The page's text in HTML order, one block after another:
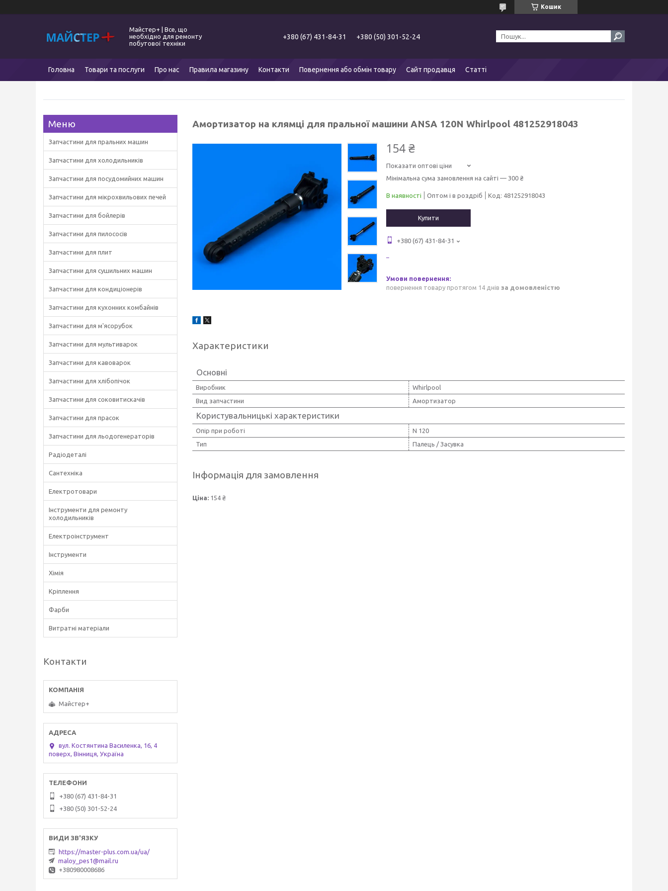
Кошик
Майстер+ | Все, що
необхідно для ремонту
побутової техніки
+380 (67) 431-84-31 +380 (50) 301-52-24
Головна Товари та послуги Про нас Правила магазину Контакти Повернення або обмін товару Сайт продавця Статті
Амортизатор на клямці для пральної машини ANSA 120N Whirlpool 481252918043
154 ₴
Показати оптові ціни
Мінімальна сума замовлення на сайті — 300 ₴
В наявності Оптом і в роздріб Код: 481252918043
Купити
+380 (67) 431-84-31
повернення товару протягом 14 днів за домовленістю
Характеристики
Основні
Виробник
Whirlpool
Вид запчастини
Амортизатор
Користувальницькі характеристики
Опір при роботі
N 120
Тип
Палець / Засувка
Інформація для замовлення
Ціна: 154 ₴
Запчастини для пральних машин
Запчастини для холодильників
Запчастини для посудомийних машин
Запчастини для мікрохвильових печей
Запчастини для бойлерів
Запчастини для пилососів
Запчастини для плит
Запчастини для сушильних машин
Запчастини для кондиціонерів
Запчастини для кухонних комбайнів
Запчастини для м'ясорубок
Запчастини для мультиварок
Запчастини для кавоварок
Запчастини для хлібопічок
Запчастини для соковитискачів
Запчастини для прасок
Запчастини для льодогенераторів
Радіодеталі
Сантехніка
Електротовари
Інструменти для ремонту
холодильників
Електроінструмент
Інструменти
Хімія
Кріплення
Фарби
Витратні матеріали
Контакти
Майстер+
вул. Костянтина Василенка, 16, 4
поверх, Вінниця, Україна
+380 (67) 431-84-31
+380 (50) 301-52-24
https://master-plus.com.ua/ua/
maloy_pes1@mail.ru
+380980008686